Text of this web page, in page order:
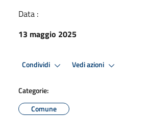
Data :
13 maggio 2025
Condividi Vedi azioni
Categorie:
Comune